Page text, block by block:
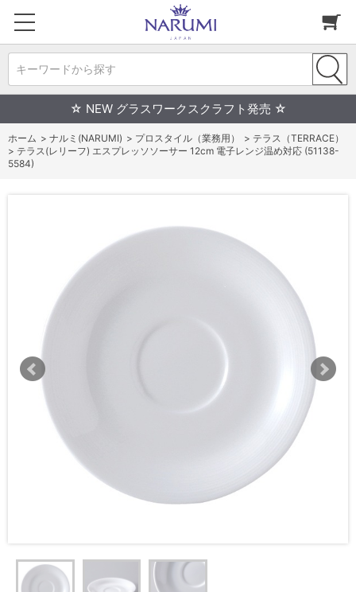
キーワードから探す
☆ NEW グラスワークスクラフト発売 ☆
ホーム > ナルミ(NARUMI) > プロスタイル（業務用） > テラス（TERRACE）
> テラス(レリーフ) エスプレッソソーサー 12cm 電子レンジ温め対応 (51138-
5584)